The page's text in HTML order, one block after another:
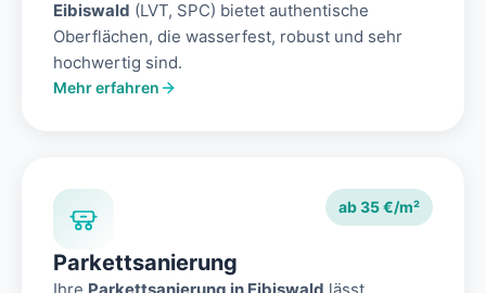
Eibiswald (LVT, SPC) bietet authentische
Oberflächen, die wasserfest, robust und sehr
hochwertig sind.
Mehr erfahren
ab 35 €/m²
Parkettsanierung